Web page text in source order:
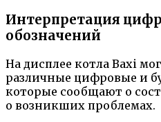
Интерпретация
обозначений
На дисплее котла Baxi
различные цифровые и
которые сообщают о
о возникших проблемах.